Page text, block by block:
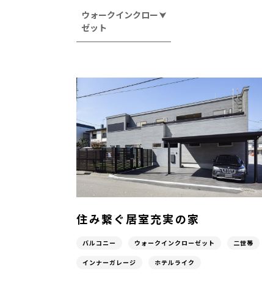
ウォークインクロー
ゼット
住み繋ぐ居室充実の家
バルコニー ウォークインクローゼット 二世帯
インナーガレージ ホテルライク